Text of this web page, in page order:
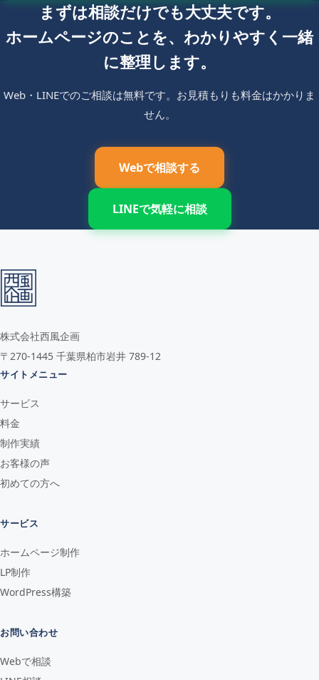
まずは相談だけでも大丈夫です。
ホームページのことを、わかりやすく一緒
に整理します。
Web・LINEでのご相談は無料です。お見積もりも料金はかかりま
せん。
Webで相談する
LINEで気軽に相談
株式会社西風企画
〒270-1445 千葉県柏市岩井 789-12
サイトメニュー
サービス
料金
制作実績
お客様の声
初めての方へ
サービス
ホームページ制作
LP制作
WordPress構築
お問い合わせ
Webで相談